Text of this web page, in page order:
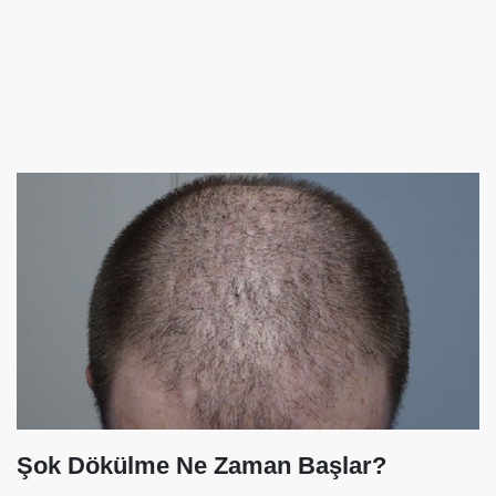
Şok Dökülme Ne Zaman Başlar?